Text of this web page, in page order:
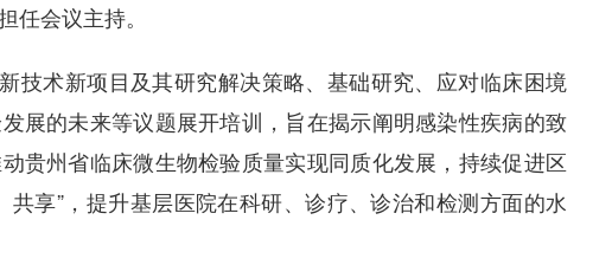
任会议主持。
技术新项目及其研究解决策略、基础研究、应对临床困境
展的未来等议题展开培训，旨在揭示阐明感染性疾病的致
贵州省临床微生物检验质量实现同质化发展，持续促进区
共享”，提升基层医院在科研、诊疗、诊治和检测方面的水